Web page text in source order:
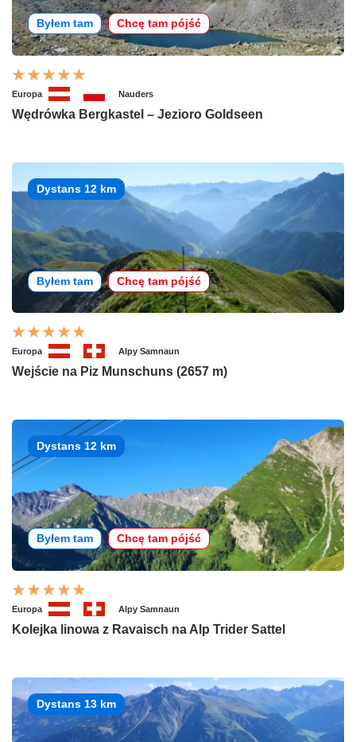
Byłem tam Chcę tam pójść
Europa Nauders
Wędrówka Bergkastel – Jezioro Goldseen
Dystans 12 km
Byłem tam Chcę tam pójść
Europa Alpy Samnaun
Wejście na Piz Munschuns (2657 m)
Dystans 12 km
Byłem tam Chcę tam pójść
Europa Alpy Samnaun
Kolejka linowa z Ravaisch na Alp Trider Sattel
Dystans 13 km